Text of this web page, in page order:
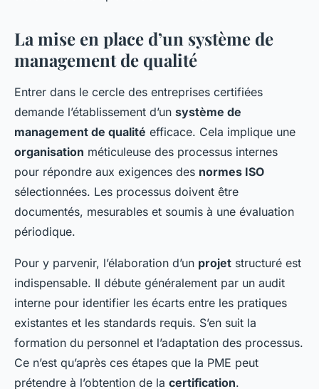
La mise en place d’un système de
management de qualité
Entrer dans le cercle des entreprises certifiées
demande l’établissement d’un système de
management de qualité efficace. Cela implique une
organisation méticuleuse des processus internes
pour répondre aux exigences des normes ISO
sélectionnées. Les processus doivent être
documentés, mesurables et soumis à une évaluation
périodique.
Pour y parvenir, l’élaboration d’un projet structuré est
indispensable. Il débute généralement par un audit
interne pour identifier les écarts entre les pratiques
existantes et les standards requis. S’en suit la
formation du personnel et l’adaptation des processus.
Ce n’est qu’après ces étapes que la PME peut
prétendre à l’obtention de la certification.